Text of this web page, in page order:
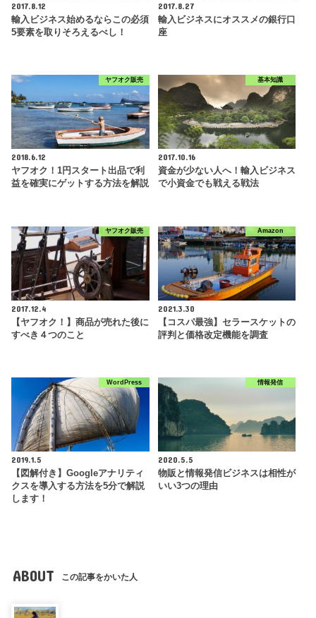
2017.8.12
輸入ビジネス始めるならこの必須
5要素を取りそろえるべし！
2017.8.27
輸入ビジネスにオススメの銀行口
座
ヤフオク販売
2018.6.12
ヤフオク！1円スタート出品で利
益を確実にゲットする方法を解説
基本知識
2017.10.16
資金が少ない人へ！輸入ビジネス
で小資金でも戦える戦法
ヤフオク販売
2017.12.4
【ヤフオク！】商品が売れた後に
すべき４つのこと
Amazon
2021.3.30
【コスパ最強】セラースケットの
評判と価格改定機能を調査
WordPress
2019.1.5
【図解付き】Googleアナリティ
クスを導入する方法を5分で解説
します！
情報発信
2020.5.5
物販と情報発信ビジネスは相性が
いい3つの理由
ABOUT この記事をかいた人